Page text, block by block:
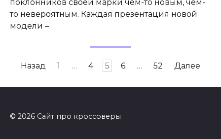
поклонников своей марки чем-то новым, чем-
то невероятным. Каждая презентация новой
модели –
Пагинация
Назад 1 … 4 5 6 … 52 Далее
© 2026 Сайт про кроссоверы